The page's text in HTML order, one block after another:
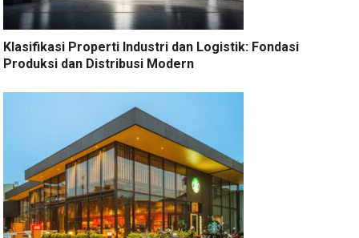
Klasifikasi Properti Industri dan Logistik: Fondasi
Produksi dan Distribusi Modern